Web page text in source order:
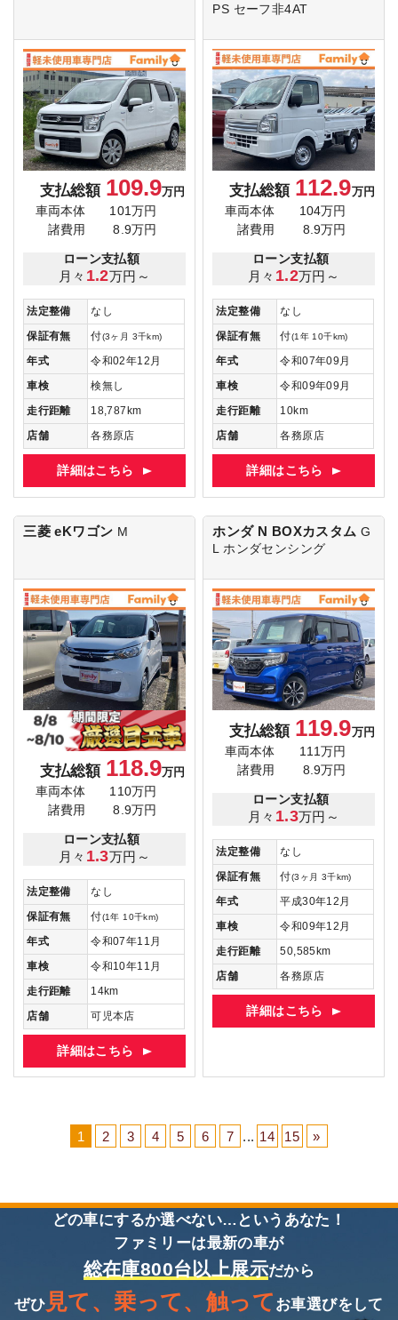
支払総額 109.9万円
車両本体
101万円
諸費用
8.9万円
ローン支払額
月々 1.2万円～
法定整備
なし
保証有無
付(3ヶ月 3千km)
年式
令和02年12月
車検
検無し
走行距離
18,787km
店舗
各務原店
詳細はこちら
PS セーフ非4AT
支払総額 112.9万円
車両本体
104万円
諸費用
8.9万円
ローン支払額
月々 1.2万円～
法定整備
なし
保証有無
付(1年 10千km)
年式
令和07年09月
車検
令和09年09月
走行距離
10km
店舗
各務原店
詳細はこちら
三菱 eKワゴン M
支払総額 118.9万円
車両本体
110万円
諸費用
8.9万円
ローン支払額
月々 1.3万円～
法定整備
なし
保証有無
付(1年 10千km)
年式
令和07年11月
車検
令和10年11月
走行距離
14km
店舗
可児本店
詳細はこちら
ホンダ N BOXカスタム G
L ホンダセンシング
支払総額 119.9万円
車両本体
111万円
諸費用
8.9万円
ローン支払額
月々 1.3万円～
法定整備
なし
保証有無
付(3ヶ月 3千km)
年式
平成30年12月
車検
令和09年12月
走行距離
50,585km
店舗
各務原店
詳細はこちら
1 2 3 4 5 6 7 ... 14 15 »
どの車にするか選べない…というあなた！
ファミリーは最新の車が
総在庫800台以上展示だから
ぜひ 見て、乗って、触って お車選びをして